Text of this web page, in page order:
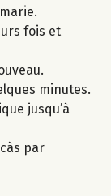
fois et
minutes.
jusqu’à
par